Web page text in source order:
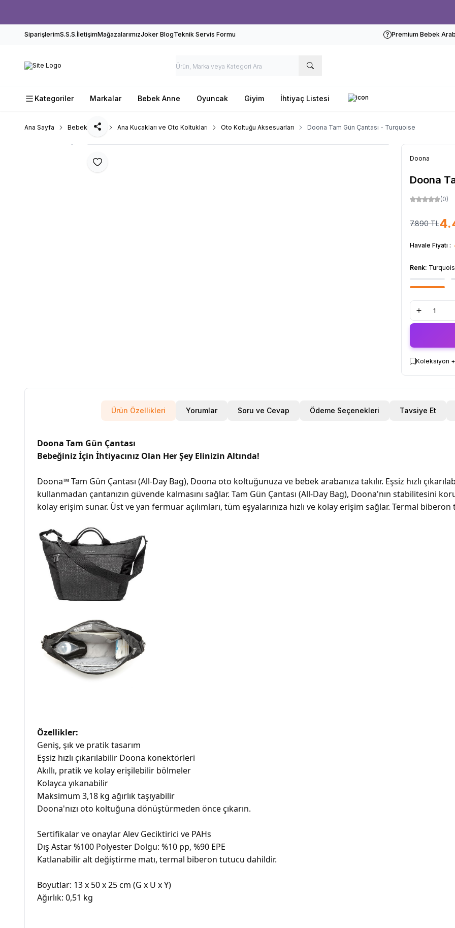
SiparişlerimS.S.S.İletişimMağazalarımızJoker BlogTeknik Servis Formu Premium Bebek
Kategoriler Markalar Bebek Anne Oyuncak Giyim İhtiyaç Listesi
Ana Sayfa Bebek Anne Ana Kucakları ve Oto Koltukları Oto Koltuğu Aksesuarları Doona Tam Gün Çantası - Turquoise
Favoriye Ekle
Paylaş
Doona
Doona
(0)
7.890TL
Havale Fiyatı :
Renk:
Koleksiyon +
Ürün Özellikleri Yorumlar Soru ve Cevap Ödeme Seçenekleri Tavsiye Et
Doona Tam Gün Çantası
Bebeğiniz İçin İhtiyacınız Olan Her Şey Elinizin Altında!
Doona™ Tam Gün Çantası (All-Day Bag), Doona oto koltuğunuza ve bebek arabanıza takılır. Eşsiz hızlı
kullanmadan çantanızın güvende kalmasını sağlar. Tam Gün Çantası (All-Day Bag), Doona'nın stabilitesini
kolay erişim sunar. Üst ve yan fermuar açılımları, tüm eşyalarınıza hızlı ve kolay erişim sağlar. Termal
Özellikler:
Geniş, şık ve pratik tasarım
Eşsiz hızlı çıkarılabilir Doona konektörleri
Akıllı, pratik ve kolay erişilebilir bölmeler
Kolayca yıkanabilir
Maksimum 3,18 kg ağırlık taşıyabilir
Doona'nızı oto koltuğuna dönüştürmeden önce çıkarın.
Sertifikalar ve onaylar Alev Geciktirici ve PAHs
Dış Astar %100 Polyester Dolgu: %10 pp, %90 EPE
Katlanabilir alt değiştirme matı, termal biberon tutucu dahildir.
Boyutlar: 13 x 50 x 25 cm (G x U x Y)
Ağırlık: 0,51 kg